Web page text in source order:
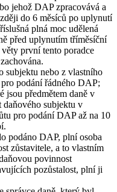
jehož DAP zpracovává a
do 6 měsíců po uplynutí
plná moc udělená
před uplynutím tříměsíční
první tento poradce
subjektu nebo z vlastního
podání řádného DAP;
jsou předmětem daně v
daňového subjektu v
pro podání DAP až na 10
podáno DAP, plní osoba
zůstavitele, a to vlastním
povinnost
pozůstalost, plní ji